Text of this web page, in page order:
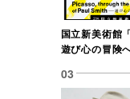
国立新美術館
遊び心の冒険